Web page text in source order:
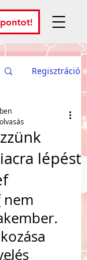
Regisztráció
lépést
nem